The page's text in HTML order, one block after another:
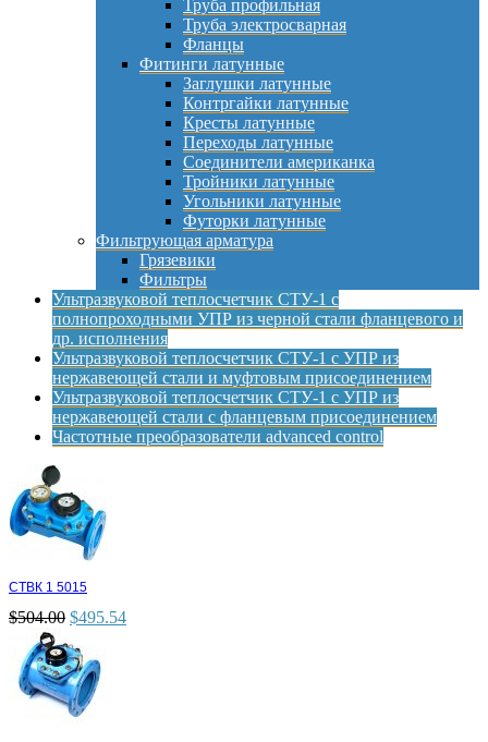
Труба профильная
Труба электросварная
Фланцы
Фитинги латунные
Заглушки латунные
Контргайки латунные
Кресты латунные
Переходы латунные
Соединители американка
Тройники латунные
Угольники латунные
Футорки латунные
Фильтрующая арматура
Грязевики
Фильтры
Ультразвуковой теплосчетчик СТУ-1 с
полнопроходными УПР из черной стали фланцевого и
др. исполнения
Ультразвуковой теплосчетчик СТУ-1 с УПР из
нержавеющей стали и муфтовым присоединением
Ультразвуковой теплосчетчик СТУ-1 с УПР из
нержавеющей стали с фланцевым присоединением
Частотные преобразователи advanced control
СТВК 1 5015
$504.00 $495.54